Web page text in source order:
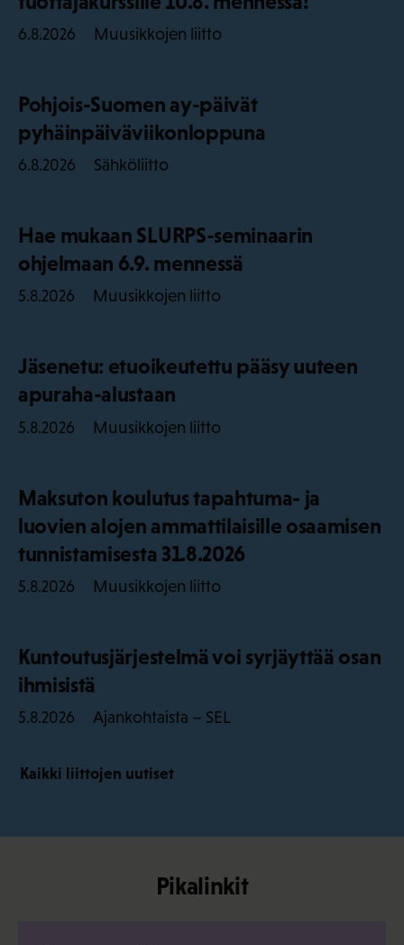
6.8.2026 Muusikkojen liitto
Pohjois-Suomen ay-päivät
pyhäinpäiväviikonloppuna
6.8.2026 Sähköliitto
Hae mukaan SLURPS-seminaarin
ohjelmaan 6.9. mennessä
5.8.2026 Muusikkojen liitto
Jäsenetu: etuoikeutettu pääsy uuteen
apuraha-alustaan
5.8.2026 Muusikkojen liitto
Maksuton koulutus tapahtuma- ja
luovien alojen ammattilaisille osaamisen
tunnistamisesta 31.8.2026
5.8.2026 Muusikkojen liitto
Kuntoutusjärjestelmä voi syrjäyttää osan
ihmisistä
5.8.2026 Ajankohtaista – SEL
Kaikki liittojen uutiset
Pikalinkit